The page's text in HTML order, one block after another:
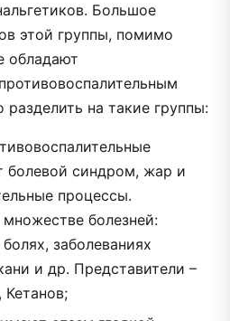
Большое
этой группы, помимо
обладают
на такие группы:
болевой синдром, жар и
процессы.
болезней:
заболеваниях
и др. Представители –